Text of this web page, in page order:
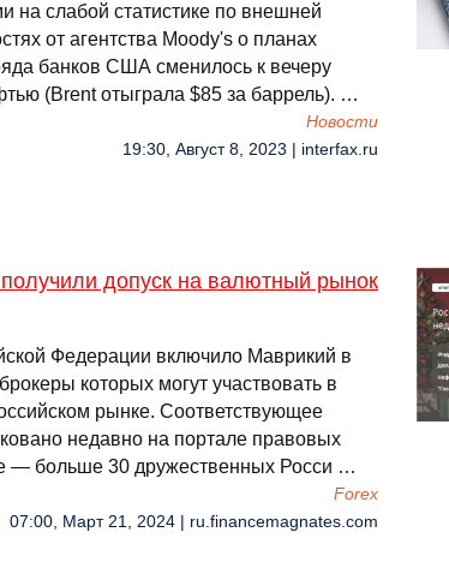
слабой статистике по внешней
от агентства Moody's о планах
банков США сменилось к вечеру
(Brent отыграла $85 за баррель). …
Новости
19:30, Август 8, 2023 | interfax.ru
допуск на валютный рынок
Федерации включило Маврикий в
которых могут участвовать в
рынке. Соответствующее
недавно на портале правовых
— больше 30 дружественных Росси …
Forex
07:00, Март 21, 2024 | ru.financemagnates.com